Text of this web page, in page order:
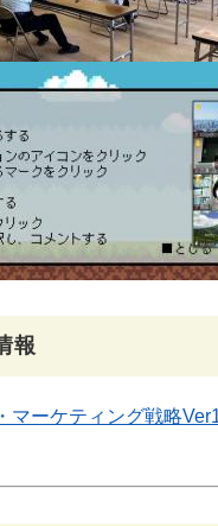
報
マーケティング戦略